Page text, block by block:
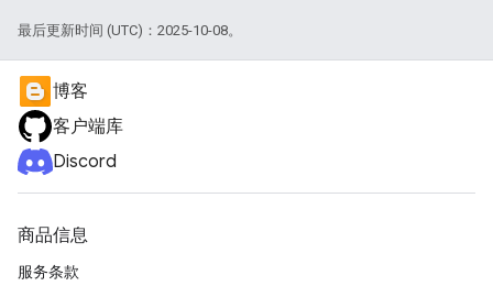
最后更新时间 (UTC)：2025-10-08。
博客
客户端库
Discord
商品信息
服务条款